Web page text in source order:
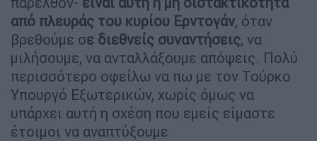
από πλευράς του κυρίου Ερντογάν, όταν
βρεθούμε σε διεθνείς συναντήσεις, να
μιλήσουμε, να ανταλλάξουμε απόψεις. Πολύ
περισσότερο οφείλω να πω με τον Τούρκο
Υπουργό Εξωτερικών, χωρίς όμως να
υπάρχει αυτή η σχέση που εμείς είμαστε
έτοιμοι να αναπτύξουμε.